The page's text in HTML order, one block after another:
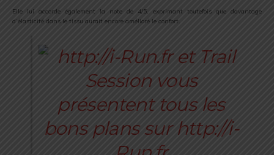
Elle lui accorde également la note de 4/5, exprimant toutefois que davantage
d’élasticité dans le tissu aurait encore amélioré le confort.